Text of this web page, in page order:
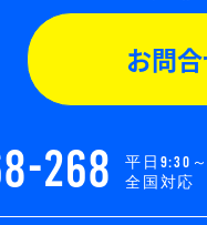
お問
268
平日9:30
全国対応